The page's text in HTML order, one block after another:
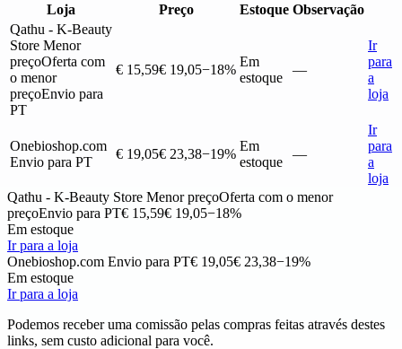
Loja
Preço Estoque Observação
Qathu - K-Beauty
Store Menor
preçoOferta com
o menor
preçoEnvio para
PT
€ 15,59€ 19,05−18%
Em
estoque
—
Ir
para
a
loja
Onebioshop.com
Envio para PT
€ 19,05€ 23,38−19%
Em
estoque
—
Ir
para
a
loja
Qathu - K-Beauty Store Menor preçoOferta com o menor
preçoEnvio para PT€ 15,59€ 19,05−18%
Em estoque
Ir para a loja
Onebioshop.com Envio para PT€ 19,05€ 23,38−19%
Em estoque
Ir para a loja
Podemos receber uma comissão pelas compras feitas através destes
links, sem custo adicional para você.